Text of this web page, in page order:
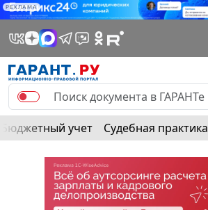
РЕКЛАМА
Бюджетный учет Судебная практика